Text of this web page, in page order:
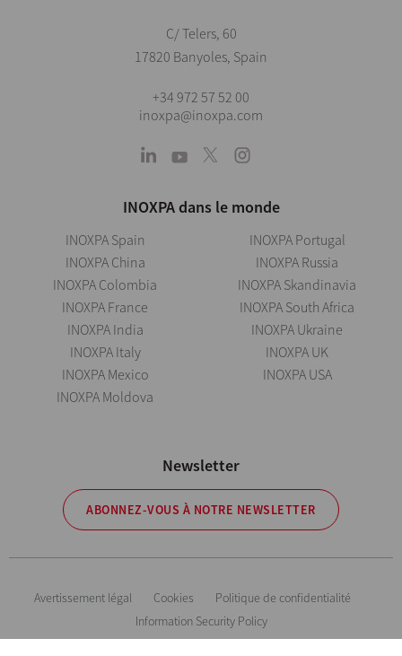
C/ Telers, 60
17820 Banyoles, Spain
+34 972 57 52 00
inoxpa@inoxpa.com
INOXPA dans le monde
INOXPA Spain
INOXPA China
INOXPA Colombia
INOXPA France
INOXPA India
INOXPA Italy
INOXPA Mexico
INOXPA Moldova
INOXPA Portugal
INOXPA Russia
INOXPA Skandinavia
INOXPA South Africa
INOXPA Ukraine
INOXPA UK
INOXPA USA
Newsletter
ABONNEZ-VOUS À NOTRE NEWSLETTER
Avertissement légal Cookies
Politique de confidentialité
Information Security Policy